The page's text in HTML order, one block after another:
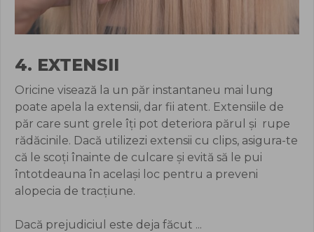
4. EXTENSII
Oricine visează la un păr instantaneu mai lung
poate apela la extensii, dar fii atent. Extensiile de
păr care sunt grele îți pot deteriora părul și rupe
rădăcinile. Dacă utilizezi extensii cu clips, asigura-te
că le scoți înainte de culcare și evită să le pui
întotdeauna în același loc pentru a preveni
alopecia de tracțiune.
Dacă prejudiciul este deja făcut ...